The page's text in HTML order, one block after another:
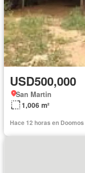
USD500,000
San Martin
1,006 m²
Hace 12 horas en Doomos